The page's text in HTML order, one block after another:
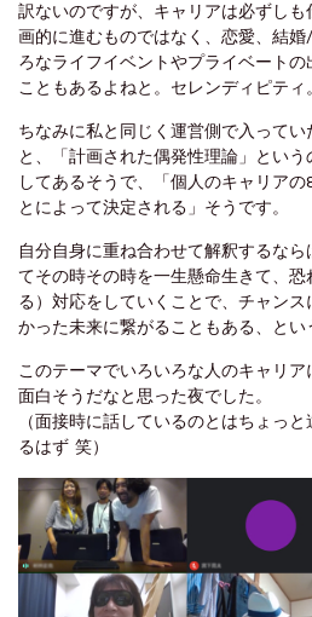
訳ないのですが、キャリアは必ずし
画的に進むものではなく、恋愛、結
ろなライフイベントやプライベート
こともあるよねと。セレンディピティ。
ちなみに私と同じく運営側で入って
と、「計画された偶発性理論」とい
してあるそうで、「個人のキャリア
とによって決定される」そうです。
自分自身に重ね合わせて解釈するな
てその時その時を一生懸命生きて、恐
る）対応をしていくことで、チャン
かった未来に繋がることもある、とい
このテーマでいろいろな人のキャリ
面白そうだなと思った夜でした。
（面接時に話しているのとはちょっ
るはず 笑）